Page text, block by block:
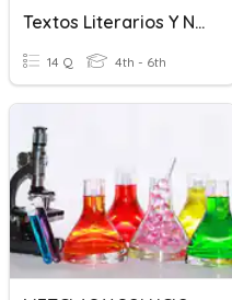
Textos Literarios Y No Literarios
14 Q 4th - 6th